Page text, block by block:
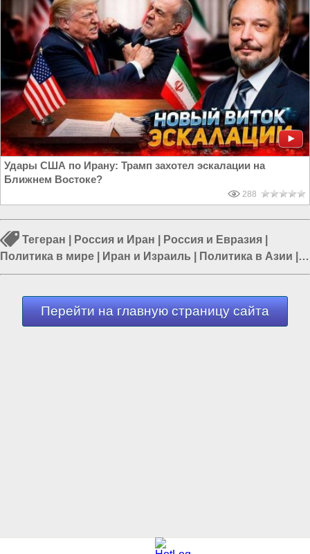
Удары США по Ирану: Трамп захотел эскалации на
Ближнем Востоке?
288
Тегеран Россия и Иран Россия и Евразия
Политика в мире
Иран и Израиль Политика в Азии
Россия и Запад
Перейти на главную страницу сайта